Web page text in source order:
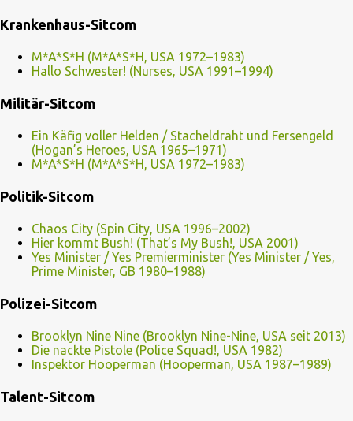
Krankenhaus-Sitcom
M*A*S*H (M*A*S*H, USA 1972–1983)
Hallo Schwester! (Nurses, USA 1991–1994)
Militär-Sitcom
Ein Käfig voller Helden / Stacheldraht und Fersengeld
(Hogan’s Heroes, USA 1965–1971)
M*A*S*H (M*A*S*H, USA 1972–1983)
Politik-Sitcom
Chaos City (Spin City, USA 1996–2002)
Hier kommt Bush! (That’s My Bush!, USA 2001)
Yes Minister / Yes Premierminister (Yes Minister / Yes,
Prime Minister, GB 1980–1988)
Polizei-Sitcom
Brooklyn Nine Nine (Brooklyn Nine-Nine, USA seit 2013)
Die nackte Pistole (Police Squad!, USA 1982)
Inspektor Hooperman (Hooperman, USA 1987–1989)
Talent-Sitcom